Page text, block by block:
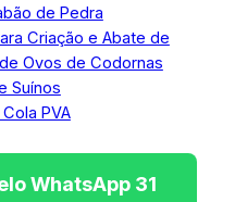
de Pedra
Criação e Abate de
Ovos de Codornas
Suínos
PVA
WhatsApp 31